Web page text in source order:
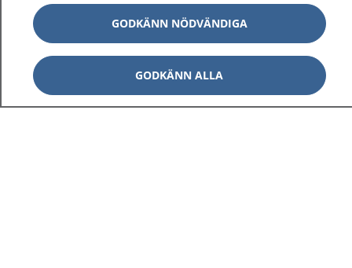
GODKÄNN NÖDVÄNDIGA
GODKÄNN ALLA